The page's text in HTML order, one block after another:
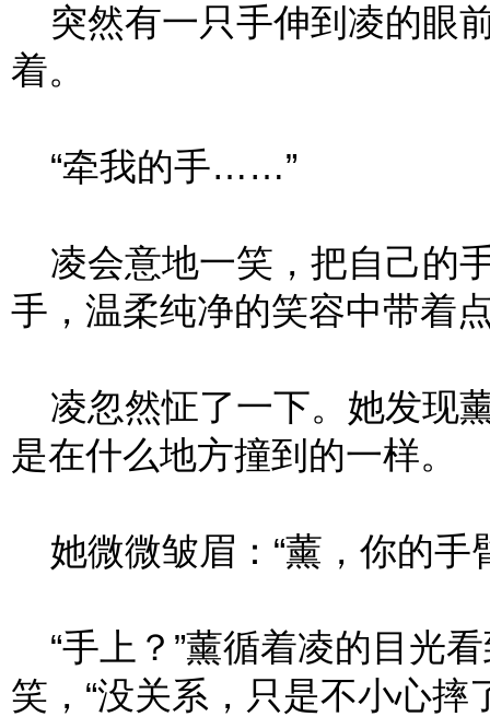
突然有一只手伸到凌的眼
着。
“牵我的手……”
凌会意地一笑，把自己的
手，温柔纯净的笑容中带着
凌忽然怔了一下。她发现
是在什么地方撞到的一样。
她微微皱眉：“薰，你的手
“手上？”薰循着凌的目光
笑，“没关系，只是不小心摔